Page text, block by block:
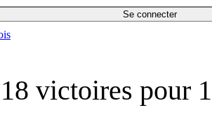
Se connecter
victoires pour